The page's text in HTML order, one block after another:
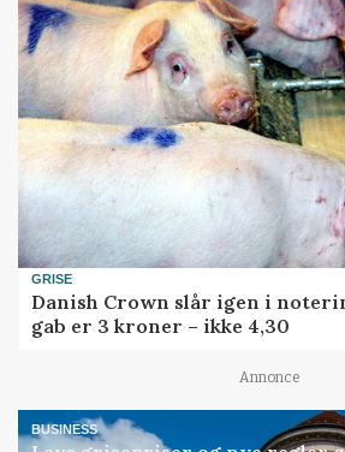
GRISE
Danish Crown slår igen i
gab er 3 kroner – ikke 4,30
Annonce
BUSINESS